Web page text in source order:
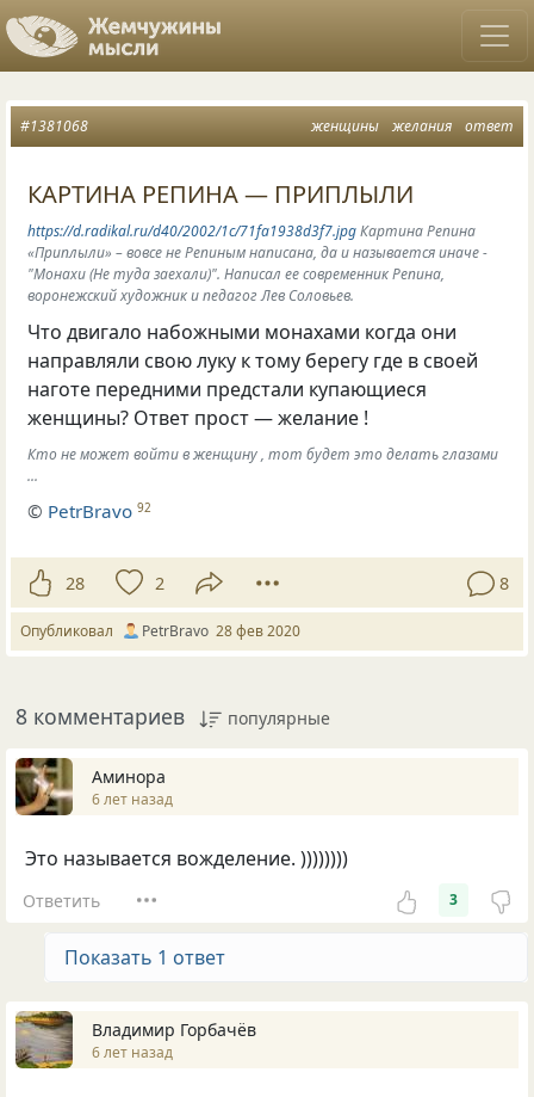
женщины желания ответ
#1381068
КАРТИНА РЕПИНА — ПРИПЛЫЛИ
https://d.radikal.ru/d40/2002/1c/71fa1938d3f7.jpgКартина Репина
«Приплыли» – вовсе не Репиным написана, да и называется иначе -
"Монахи (Не туда заехали)". Написал ее современник Репина,
воронежский художник и педагог Лев Соловьев.
Что двигало набожными монахами когда они
направляли свою луку к тому берегу где в своей
наготе передними предстали купающиеся
женщины? Ответ прост — желание !
Кто не может войти в женщину , тот будет это делать глазами
...
© PetrBravo 92
28 2 8
Опубликовал PetrBravo 28 фев 2020
8 комментариев популярные
Аминора
6 лет назад
Это называется вожделение. ))))))))
Ответить 3
Показать 1 ответ
Владимир Горбачёв
6 лет назад